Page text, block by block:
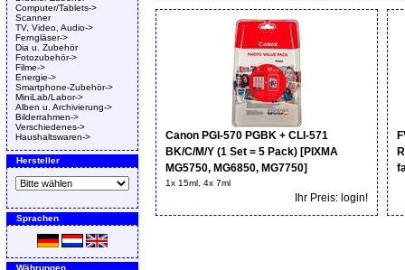
Computer/Tablets->
Scanner
TV, Video, Audio->
Ferngläser->
Dia u. Zubehör
Fotozubehör->
Filme->
Energie->
Smartphone-Zubehör->
MiniLab/Labor->
Alben u. Archivierung->
Bilderrahmen->
Verschiedenes->
Haushaltswaren->
Hersteller
Sprachen
Währungen
Canon PGI-570 PGBK + CLI-571
BK/C/M/Y (1 Set = 5 Pack) [PIXMA
MG5750, MG6850, MG7750]
1x 15ml, 4x 7ml
Ihr Preis: login!